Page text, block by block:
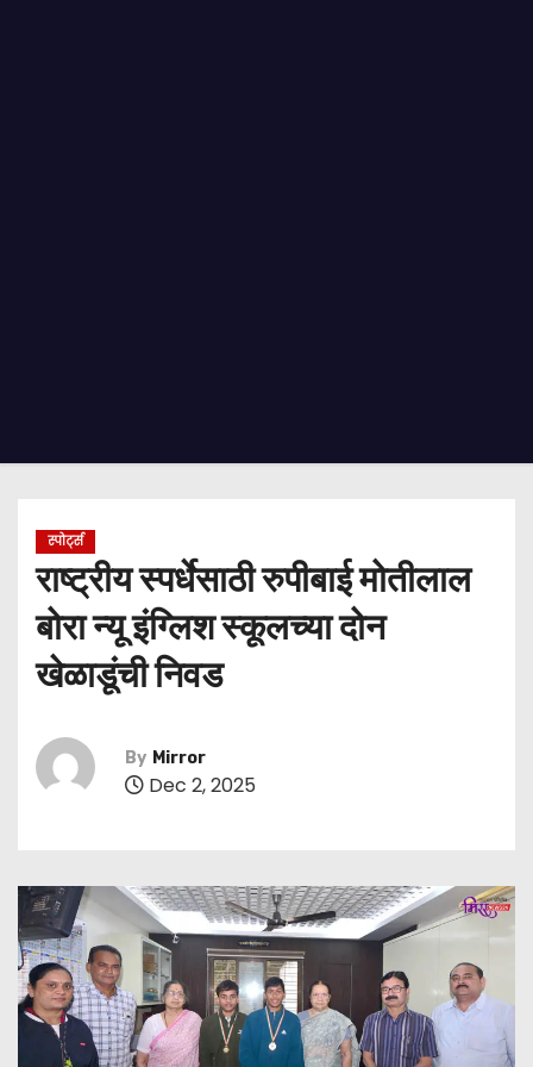
स्पोर्ट्स
राष्ट्रीय स्पर्धेसाठी रुपीबाई मोतीलाल
बोरा न्यू इंग्लिश स्कूलच्या दोन
खेळाडूंची निवड
By Mirror
Dec 2, 2025